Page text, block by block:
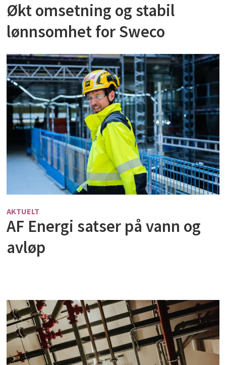
Økt omsetning og stabil
lønnsomhet for Sweco
AKTUELT
AF Energi satser på vann og
avløp